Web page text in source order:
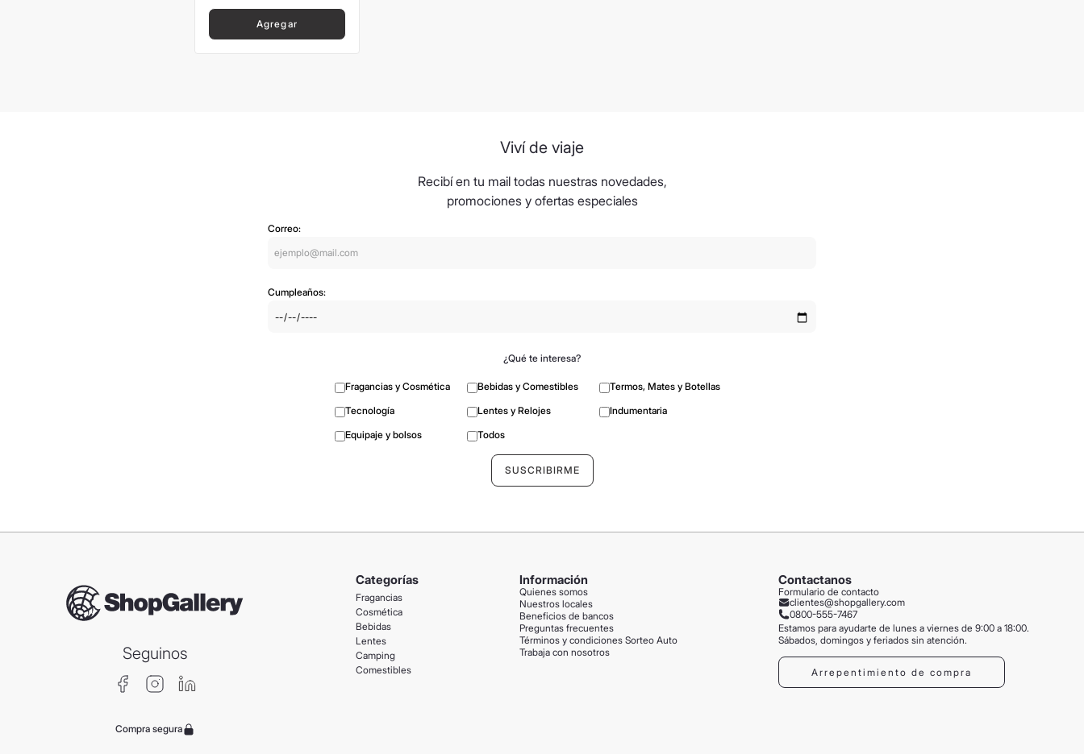
Agregar
Viví de viaje
Recibí en tu mail todas nuestras novedades,
promociones y ofertas especiales
Correo:
Cumpleaños:
¿Qué te interesa?
Fragancias y Cosmética Bebidas y Comestibles
Termos, Mates y Botellas
Tecnología
Lentes y Relojes
Indumentaria
Equipaje y bolsos
Todos
Seguinos
Compra segura
Categorías
Fragancias
Cosmética
Bebidas
Lentes
Camping
Comestibles
Información
Quienes somos
Nuestros locales
Beneficios de bancos
Preguntas frecuentes
Términos y condiciones Sorteo Auto
Trabaja con nosotros
Contactanos
Formulario de contacto
clientes@shopgallery.com
0800-555-7467
Estamos para ayudarte de lunes a viernes de 9:00 a 18:00.
Sábados, domingos y feriados sin atención.
Arrepentimiento de compra